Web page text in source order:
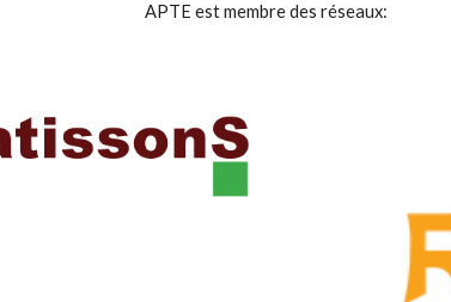
APTE est membre des réseaux: